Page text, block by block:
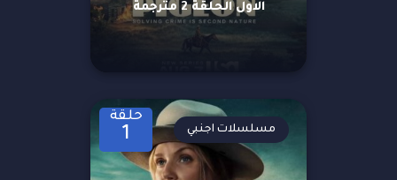
الاول الحلقة 2 مترجمة
حلقة
1 مسلسلات اجنبي